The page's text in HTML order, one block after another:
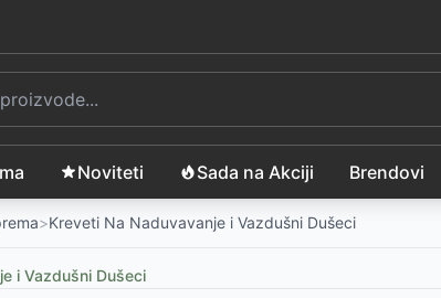
Noviteti Sada na Akciji Brendovi
>Kreveti Na Naduvavanje i Vazdušni Dušeci
i Vazdušni Dušeci